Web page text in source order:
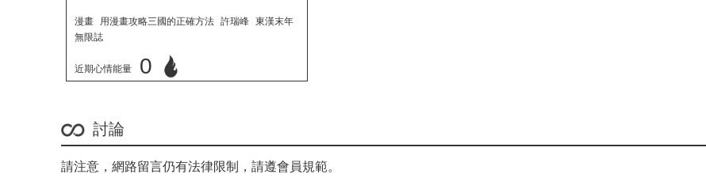
漫畫 用漫畫攻略三國的正確方法 許瑞峰 東漢末年
無限誌
近期心情能量 0
討論
請注意，網路留言仍有法律限制，請遵會員規範。